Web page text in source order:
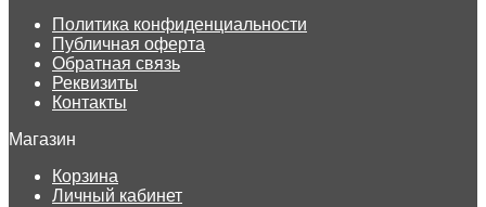
Политика конфиденциальности
Публичная оферта
Обратная связь
Реквизиты
Контакты
Магазин
Корзина
Личный кабинет